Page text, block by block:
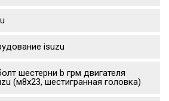
isuzu
шестерни b грм двигателя
(м8х23, шестигранная головка)